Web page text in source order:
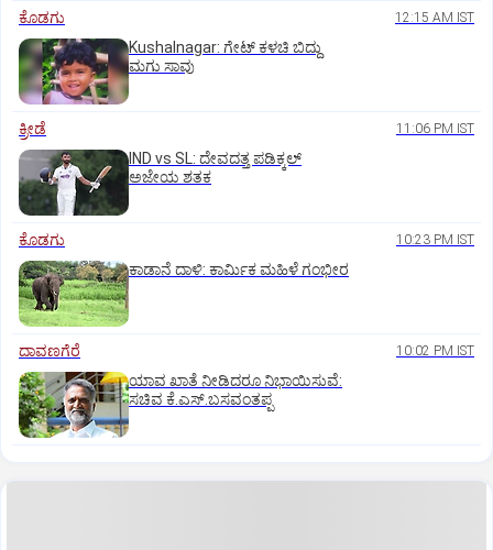
ಕೊಡಗು 12:15 AM IST
Kushalnagar: ಗೇಟ್ ಕಳಚಿ ಬಿದ್ದು
ಮಗು ಸಾವು
ಕ್ರೀಡೆ 11:06 PM IST
IND vs SL: ದೇವದತ್ತ ಪಡಿಕ್ಕಲ್‌
ಅಜೇಯ ಶತಕ
ಕೊಡಗು 10:23 PM IST
ಕಾಡಾನೆ ದಾಳಿ: ಕಾರ್ಮಿಕ ಮಹಿಳೆ ಗಂಭೀರ
ದಾವಣಗೆರೆ 10:02 PM IST
ಯಾವ ಖಾತೆ ನೀಡಿದರೂ ನಿಭಾಯಿಸುವೆ:
ಸಚಿವ ಕೆ.ಎಸ್.ಬಸವಂತಪ್ಪ